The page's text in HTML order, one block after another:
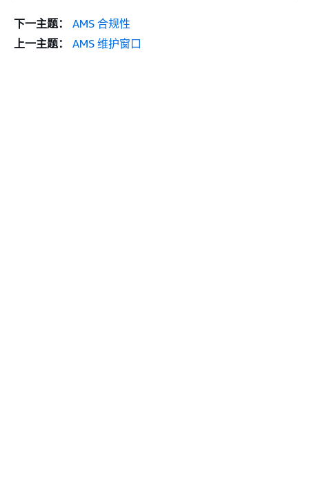
下一主题：
AMS 合规性
上一主题：
AMS 维护窗口